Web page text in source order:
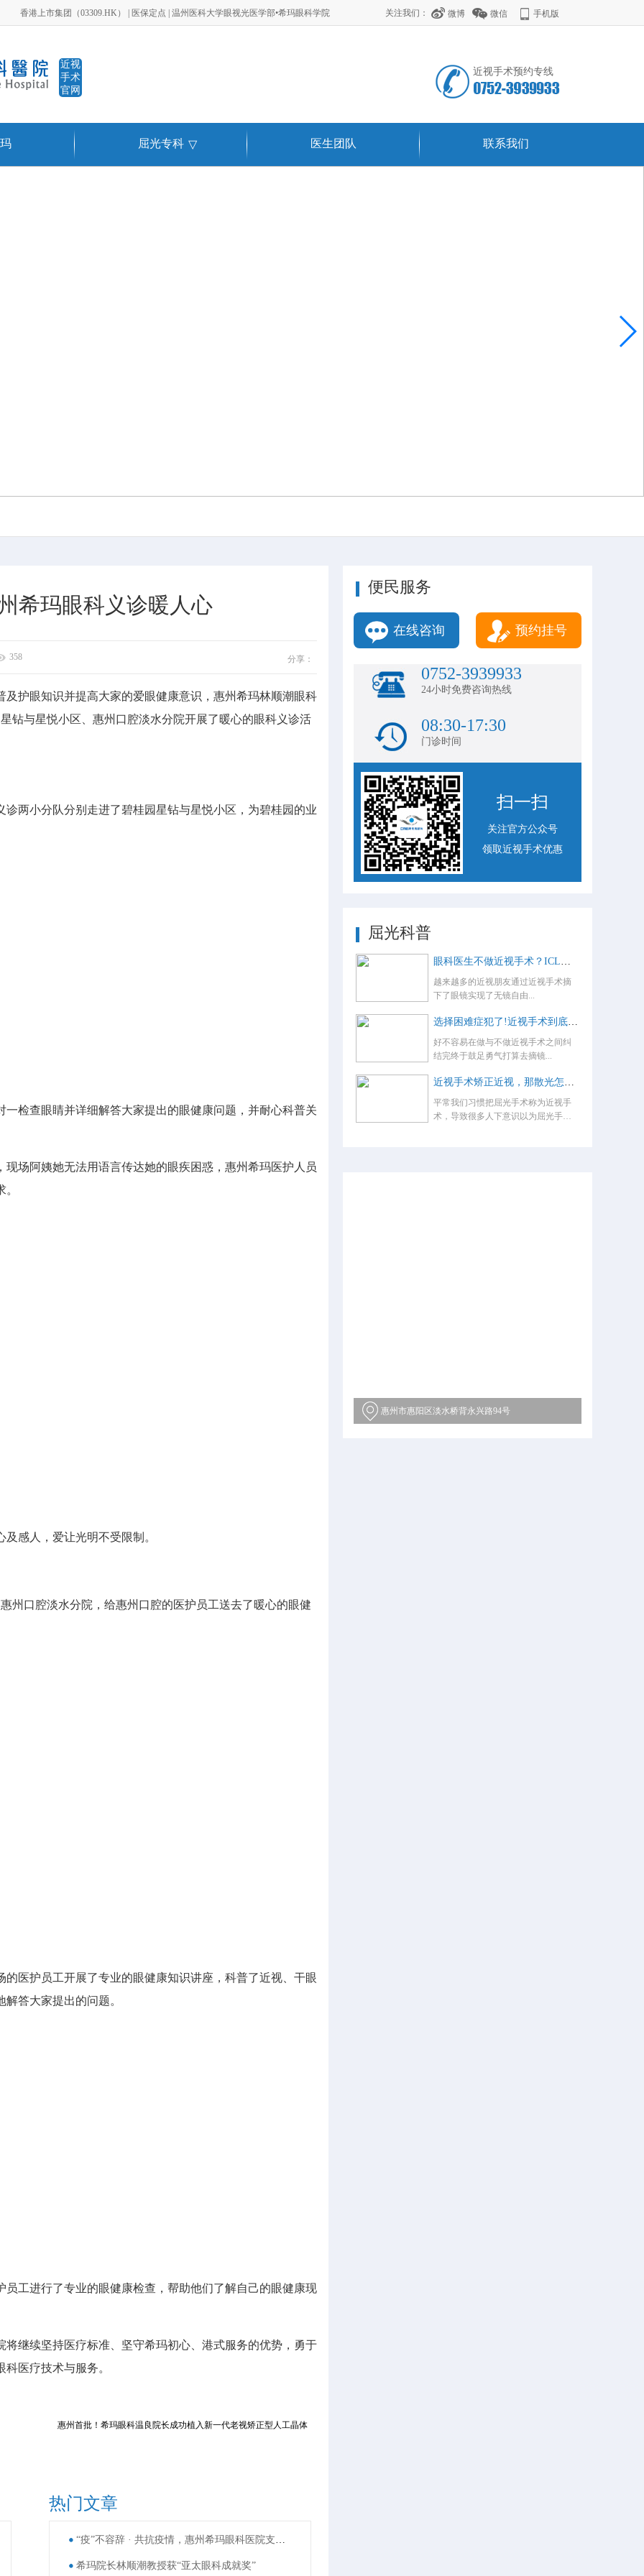
香港上市集团（03309.HK） | 医保定点 | 温州医科大学眼视光医学部•希玛眼科学院 关注我们： 微博 微信 手机版
近视
手术
官网
近视手术预约专线
屈光专科 ▽ 医生团队 联系我们
希玛眼科义诊暖人心
358 分享：
眼知识并提高大家的爱眼健康意识，惠州希玛林顺潮眼科
钻与星悦小区、惠州口腔淡水分院开展了暖心的眼科义诊活
小分队分别走进了碧桂园星钻与星悦小区，为碧桂园的业
查眼睛并详细解答大家提出的眼健康问题，并耐心科普关
阿姨她无法用语言传达她的眼疾困惑，惠州希玛医护人员
感人，爱让光明不受限制。
口腔淡水分院，给惠州口腔的医护员工送去了暖心的眼健
护员工开展了专业的眼健康知识讲座，科普了近视、干眼
答大家提出的问题。
进行了专业的眼健康检查，帮助他们了解自己的眼健康现
续坚持医疗标准、坚守希玛初心、港式服务的优势，勇于
医疗技术与服务。
惠州首批！希玛眼科温良院长成功植入新一代老视矫正型人工晶体
热门文章
“疫”不容辞 · 共抗疫情，惠州希玛眼科医院支援东莞核酸采样
希玛院长林顺潮教授获“亚太眼科成就奖”
便民服务
在线咨询 预约挂号
0752-3939933
24小时免费咨询热线
08:30-17:30
门诊时间
扫一扫
关注官方公众号
领取近视手术优惠
屈光科普
眼科医生不做近视手术？ICL比激光手术好？这些近视手术谣言，别再信了！
越来越多的近视朋友通过近视手术摘
下了眼镜实现了无镜自由...
选择困难症犯了!近视手术到底怎么选？
好不容易在做与不做近视手术之间纠
结完终于鼓足勇气打算去摘镜...
近视手术矫正近视，那散光怎么办，术后还要戴眼镜吗？
平常我们习惯把屈光手术称为近视手
术，导致很多人下意识以为屈光手术
惠州市惠阳区淡水桥背永兴路94号